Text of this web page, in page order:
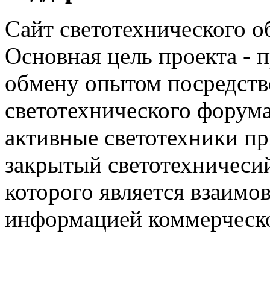
Сайт светотехнического
Основная цель проекта -
обмену опытом
светотехнического
активные светотехники
закрытый
которого является
информацией